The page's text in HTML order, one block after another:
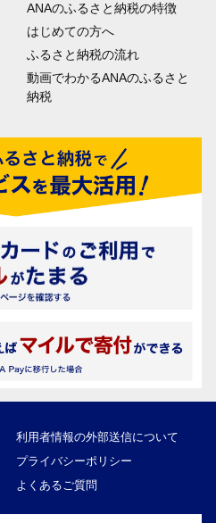
ANAのふるさと納税の特徴
はじめての方へ
ふるさと納税の流れ
動画でわかるANAのふるさと
納税
利用者情報の外部送信について
プライバシーポリシー
よくあるご質問